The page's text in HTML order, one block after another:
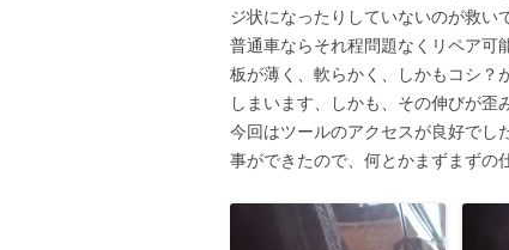
ジ状になったりしていないのが救い
普通車ならそれ程問題なくリペア可
板が薄く、軟らかく、しかもコシ？
しまいます、しかも、その伸びが歪
今回はツールのアクセスが良好でし
事ができたので、何とかまずまずの